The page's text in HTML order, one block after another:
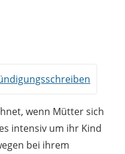
wenn Mütter sich
intensiv um ihr Kind
bei ihrem